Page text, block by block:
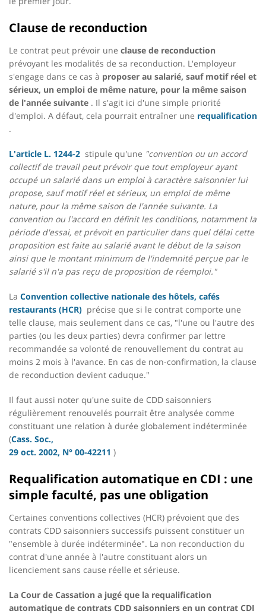
Clause de reconduction
Le contrat peut prévoir une clause de reconduction
prévoyant les modalités de sa reconduction. L'employeur
s'engage dans ce cas à proposer au salarié, sauf motif réel et
sérieux, un emploi de même nature, pour la même saison
de l'année suivante . Il s'agit ici d'une simple priorité
d'emploi. A défaut, cela pourrait entraîner une requalification
.
L'article L. 1244-2 stipule qu'une "convention ou un accord
collectif de travail peut prévoir que tout employeur ayant
occupé un salarié dans un emploi à caractère saisonnier lui
propose, sauf motif réel et sérieux, un emploi de même
nature, pour la même saison de l'année suivante. La
convention ou l'accord en définit les conditions, notamment la
période d'essai, et prévoit en particulier dans quel délai cette
proposition est faite au salarié avant le début de la saison
ainsi que le montant minimum de l'indemnité perçue par le
salarié s'il n'a pas reçu de proposition de réemploi."
La Convention collective nationale des hôtels, cafés
restaurants (HCR) précise que si le contrat comporte une
telle clause, mais seulement dans ce cas, "l'une ou l'autre des
parties (ou les deux parties) devra confirmer par lettre
recommandée sa volonté de renouvellement du contrat au
moins 2 mois à l'avance. En cas de non-confirmation, la clause
de reconduction devient caduque."
Il faut aussi noter qu'une suite de CDD saisonniers
régulièrement renouvelés pourrait être analysée comme
constituant une relation à durée globalement indéterminée
(Cass. Soc.,
29 oct. 2002, N° 00-42211 )
Requalification automatique en CDI : une
simple faculté, pas une obligation
Certaines conventions collectives (HCR) prévoient que des
contrats CDD saisonniers successifs puissent constituer un
"ensemble à durée indéterminée". La non reconduction du
contrat d'une année à l'autre constituant alors un
licenciement sans cause réelle et sérieuse.
La Cour de Cassation a jugé que la requalification
automatique de contrats CDD saisonniers en un contrat CDI